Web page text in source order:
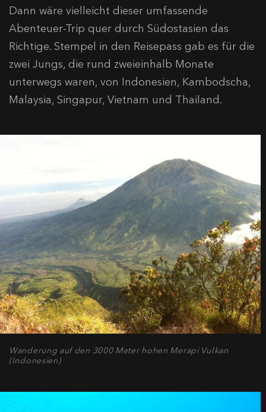
Dann wäre vielleicht dieser umfassende
Abenteuer-Trip quer durch Südostasien das
Richtige. Stempel in den Reisepass gab es für die
zwei Jungs, die rund zweieinhalb Monate
unterwegs waren, von Indonesien, Kambodscha,
Malaysia, Singapur, Vietnam und Thailand.
Wanderung auf den 3000 Meter hohen Merapi Vulkan
(Indonesien)